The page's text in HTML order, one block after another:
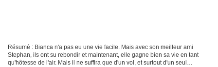
Résumé : Bianca n'a pas eu une vie facile. Mais avec son meilleur ami
Stephan, ils ont su rebondir et maintenant, elle gagne bien sa vie en tant
qu'hôtesse de l'air. Mais il ne suffira que d'un vol, et surtout d'un seul